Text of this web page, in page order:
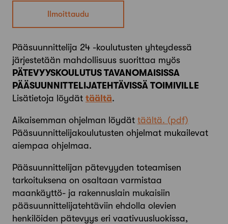
Ilmoittaudu
Pääsuunnittelija 24 -koulutusten yhteydessä
järjestetään mahdollisuus suorittaa myös
PÄTEVYYSKOULUTUS TAVANOMAISISSA
PÄÄSUUNNITTELIJATEHTÄVISSÄ TOIMIVILLE
Lisätietoja löydät täältä.
Aikaisemman ohjelman löydät täältä.
Pääsuunnittelijakoulutusten ohjelmat mukailevat
aiempaa ohjelmaa.
Pääsuunnittelijan pätevyyden toteamisen
tarkoituksena on osaltaan varmistaa
maankäyttö- ja rakennuslain mukaisiin
pääsuunnittelijatehtäviin ehdolla olevien
henkilöiden pätevyys eri vaativuusluokissa,